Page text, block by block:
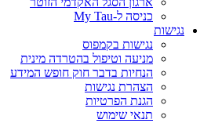
כניסה ל-My Tau
נגישות
נגישות בקמפוס
מניעה וטיפול בהטרדה מינית
הנחיות בדבר חוק חופש המידע
הצהרת נגישות
הגנת הפרטיות
תנאי שימוש